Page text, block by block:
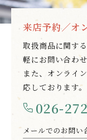
来店予約／オ
取扱商品に関す
軽にお問い合わせ
また、オンライ
応しております。
026-
メールでのお問い